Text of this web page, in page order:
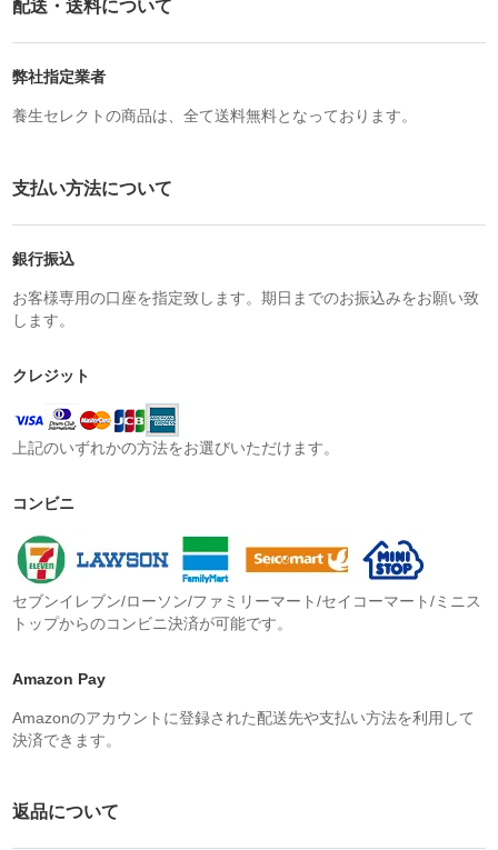
配送・送料について
弊社指定業者
養生セレクトの商品は、全て送料無料となっております。
支払い方法について
銀行振込
お客様専用の口座を指定致します。期日までのお振込みをお願い致
します。
クレジット
上記のいずれかの方法をお選びいただけます。
コンビニ
セブンイレブン/ローソン/ファミリーマート/セイコーマート/ミニス
トップからのコンビニ決済が可能です。
Amazon Pay
Amazonのアカウントに登録された配送先や支払い方法を利用して
決済できます。
返品について